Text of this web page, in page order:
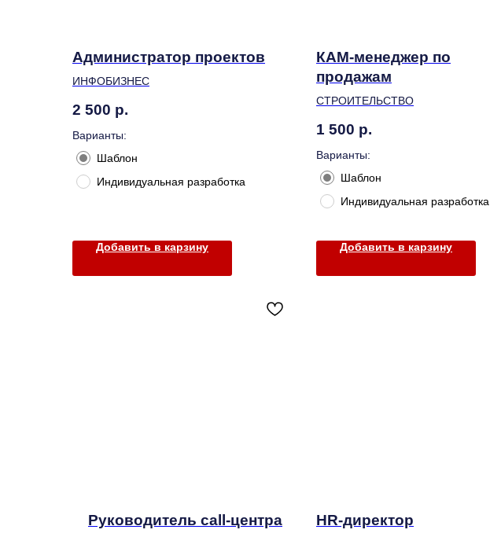
Администратор проектов
ИНФОБИЗНЕС
2 500 р.
Варианты:
Шаблон
Индивидуальная разработка
Добавить в карзину
КАМ-менеджер по
продажам
СТРОИТЕЛЬСТВО
1 500 р.
Варианты:
Шаблон
Индивидуальная разработка
Добавить в карзину
Руководитель call-центра HR-директор